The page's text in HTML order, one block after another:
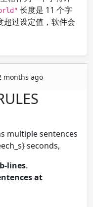
长度是 11 个字
超过设定值，软件会
months ago
multiple sentences
seconds,
lines.
at